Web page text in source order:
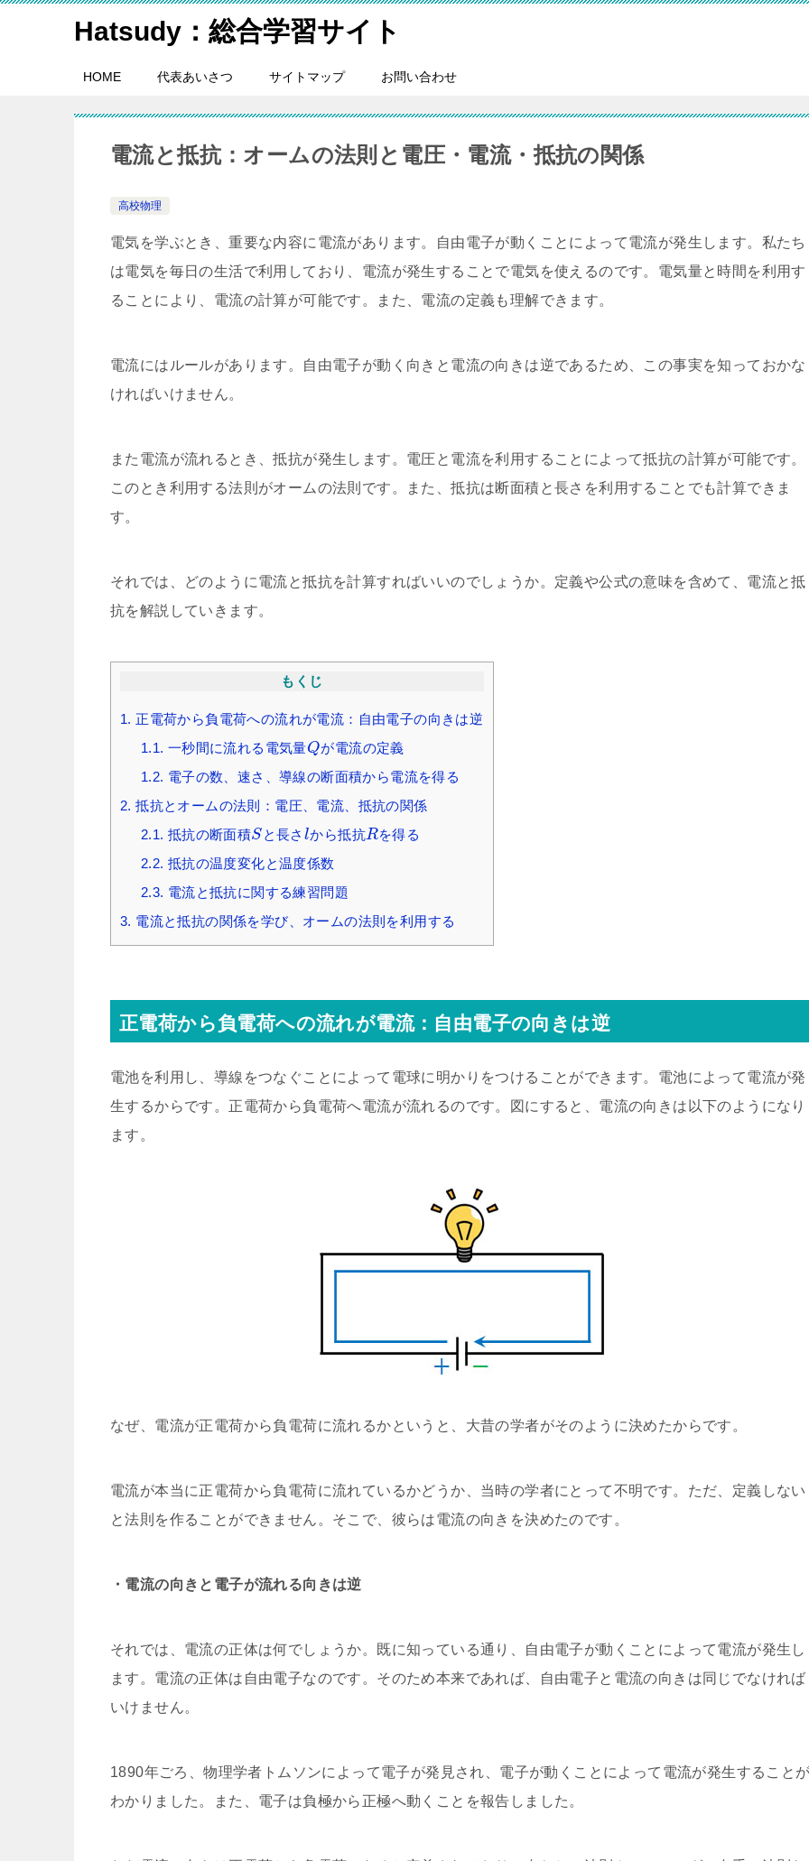
Hatsudy：総合学習サイト
HOME 代表あいさつ サイトマップ お問い合わせ
電流と抵抗：オームの法則と電圧・電流・抵抗の関係
高校物理
電気を学ぶとき、重要な内容に電流があります。自由電子が動くことによって電流が発生します。私たち
は電気を毎日の生活で利用しており、電流が発生することで電気を使えるのです。電気量と時間を利用す
ることにより、電流の計算が可能です。また、電流の定義も理解できます。
電流にはルールがあります。自由電子が動く向きと電流の向きは逆であるため、この事実を知っておかな
ければいけません。
また電流が流れるとき、抵抗が発生します。電圧と電流を利用することによって抵抗の計算が可能です。
このとき利用する法則がオームの法則です。また、抵抗は断面積と長さを利用することでも計算できま
す。
それでは、どのように電流と抵抗を計算すればいいのでしょうか。定義や公式の意味を含めて、電流と抵
抗を解説していきます。
もくじ
1. 正電荷から負電荷への流れが電流：自由電子の向きは逆
1.1. 一秒間に流れる電気量Qが電流の定義
1.2. 電子の数、速さ、導線の断面積から電流を得る
2. 抵抗とオームの法則：電圧、電流、抵抗の関係
2.1. 抵抗の断面積S と長さ lから抵抗Rを得る
2.2. 抵抗の温度変化と温度係数
2.3. 電流と抵抗に関する練習問題
3. 電流と抵抗の関係を学び、オームの法則を利用する
正電荷から負電荷への流れが電流：自由電子の向きは逆
電池を利用し、導線をつなぐことによって電球に明かりをつけることができます。電池によって電流が発
生するからです。正電荷から負電荷へ電流が流れるのです。図にすると、電流の向きは以下のようになり
ます。
なぜ、電流が正電荷から負電荷に流れるかというと、大昔の学者がそのように決めたからです。
電流が本当に正電荷から負電荷に流れているかどうか、当時の学者にとって不明です。ただ、定義しない
と法則を作ることができません。そこで、彼らは電流の向きを決めたのです。
・電流の向きと電子が流れる向きは逆
それでは、電流の正体は何でしょうか。既に知っている通り、自由電子が動くことによって電流が発生し
ます。電流の正体は自由電子なのです。そのため本来であれば、自由電子と電流の向きは同じでなければ
いけません。
1890年ごろ、物理学者トムソンによって電子が発見され、電子が動くことによって電流が発生すること
わかりました。また、電子は負極から正極へ動くことを報告しました。